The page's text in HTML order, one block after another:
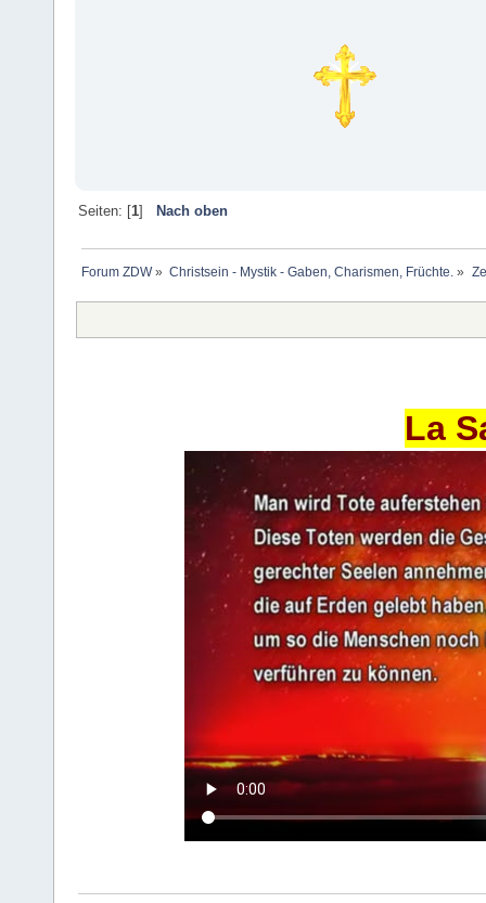
Seiten: [1] Nach oben
Forum ZDW» Christsein - Mystik - Gaben, Charismen, Früchte. »
La